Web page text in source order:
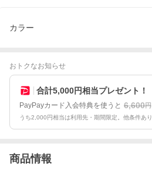
カラー
おトクなお知らせ
合計5,000円相当プレゼント！
PayPayカード入会特典を使うと 6,600円
うち2,000円相当は利用先・期間限定。他条件あり
商品情報